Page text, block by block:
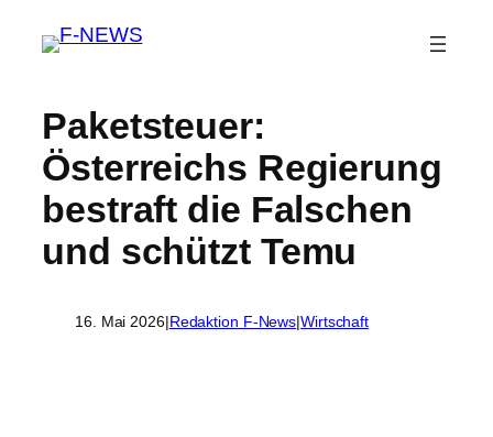
Paketsteuer:
Österreichs Regierung
bestraft die Falschen
und schützt Temu
16. Mai 2026|Redaktion F-News|Wirtschaft